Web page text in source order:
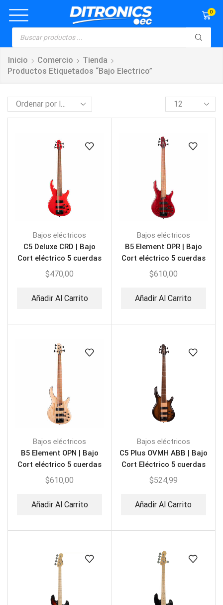
0
Inicio Comercio
Tienda
Productos Etiquetados “bajo Electrico”
Bajos eléctricos
C5 Deluxe CRD | Bajo
Cort eléctrico 5 cuerdas
$470,00
Añadir Al Carrito
Bajos eléctricos
B5 Element OPR | Bajo
Cort eléctrico 5 cuerdas
$610,00
Añadir Al Carrito
Bajos eléctricos
B5 Element OPN | Bajo
Cort eléctrico 5 cuerdas
$610,00
Añadir Al Carrito
Bajos eléctricos
C5 Plus OVMH ABB | Bajo
Cort Eléctrico 5 cuerdas
$524,99
Añadir Al Carrito